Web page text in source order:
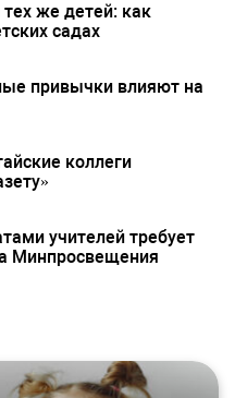
же детей: как
садах
привычки влияют на
коллеги
учителей требует
Минпросвещения